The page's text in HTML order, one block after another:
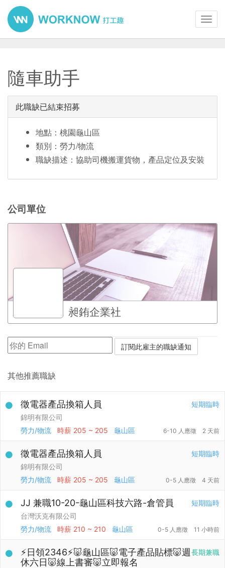
隨車助手
此職缺已結束招募
地點：桃園龜山區
類別：勞力/物流
職缺描述：協助司機搬運貨物，產品定位及安裝
公司單位
昶銪企業社
其他推薦職缺
短期臨時
徵電器產品換箱人員
錦明有限公司
勞力/物流
時薪 205 ~ 205 龜山區 6-10 人應徵 2 天前
短期臨時
徵電器產品換箱人員
錦明有限公司
勞力/物流
時薪 205 ~ 205 龜山區 0-5 人應徵 4 天前
短期臨時
JJ 兼職10-20-龜山區科技六路-倉管員
台灣沃克有限公司
勞力/物流
時薪 210 ~ 210 龜山區 0-5 人應徵 11 小時前
長期兼職
⚡日領2346⚡🐷龜山區🐷電子產品貼標🐷週
休六日🐷線上書審🐷立即報名